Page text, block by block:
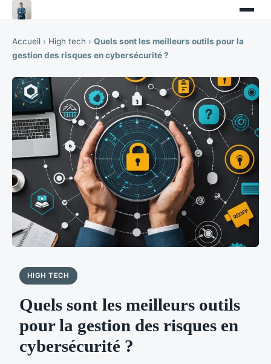
Accueil › High tech › Quels sont les meilleurs outils pour la
gestion des risques en cybersécurité ?
HIGH TECH
Quels sont les meilleurs outils
pour la gestion des risques en
cybersécurité ?